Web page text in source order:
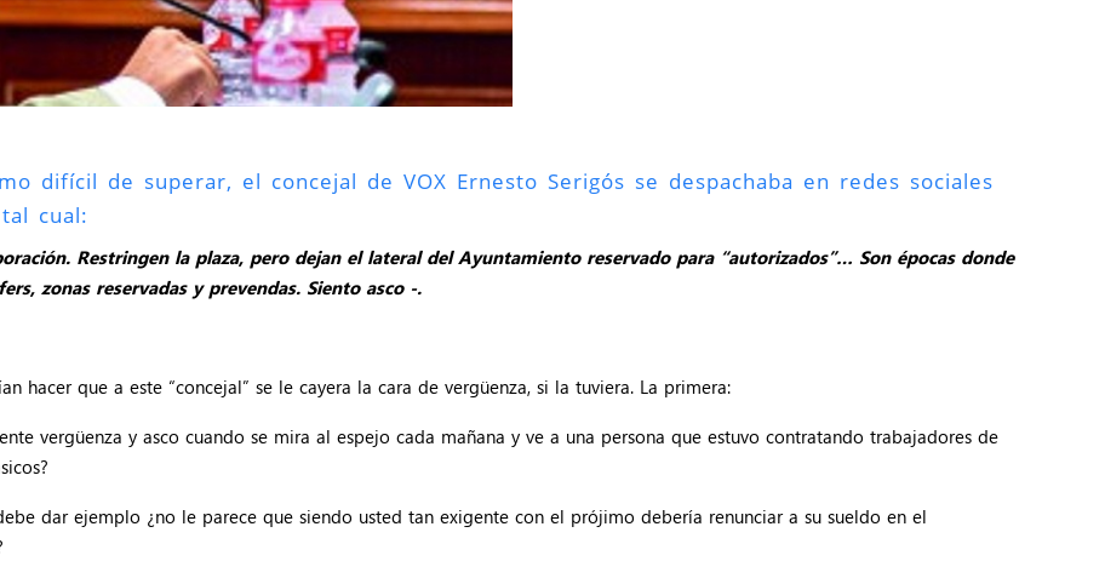
difícil de superar, el concejal de VOX Ernesto Serigós se despachaba en redes sociales
cual:
Restringen la plaza, pero dejan el lateral del Ayuntamiento reservado para “autorizados”… Son épocas donde
zonas reservadas y prevendas. Siento asco -.
hacer que a este “concejal” se le cayera la cara de vergüenza, si la tuviera. La primera:
vergüenza y asco cuando se mira al espejo cada mañana y ve a una persona que estuvo contratando trabajadores de
dar ejemplo ¿no le parece que siendo usted tan exigente con el prójimo debería renunciar a su sueldo en el